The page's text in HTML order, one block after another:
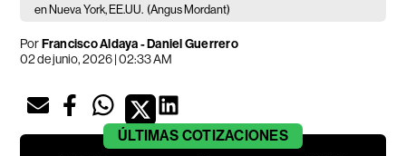
en Nueva York, EE.UU. (Angus Mordant)
PorFrancisco Aldaya-Daniel Guerrero
02 de junio, 2026 | 02:33 AM
ÚLTIMAS COTIZACIONES